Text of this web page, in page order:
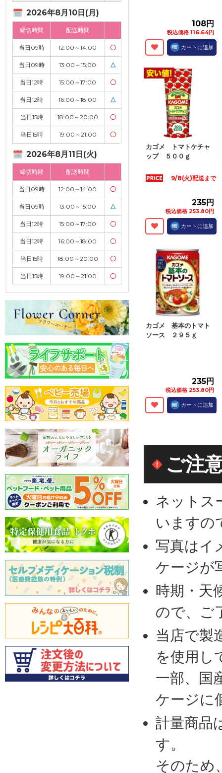
2026年8月10日(月)
締切時間 配送時間
当日09時 12:00～14:00 〇
当日09時 13:00～15:00 △
当日12時 15:00～17:00 〇
当日12時 16:00～18:00 △
当日15時 18:00～20:00 〇
当日15時 19:00～21:00 〇
2026年8月11日(火)
締切時間 配送時間
当日09時 12:00～14:00 〇
当日09時 13:00～15:00 △
当日12時 15:00～17:00 〇
当日12時 16:00～18:00 〇
当日15時 18:00～20:00 〇
当日15時 19:00～21:00 〇
108円
税込価格 116.64円
カートに追加
カゴメ トマトケチャ
ップ ５００ｇ
9/8(火)配送まで
235円
税込価格 253.80円
カートに追加
カゴメ 基本のトマト
ソース ２９５ｇ
235円
税込価格 253.80円
カートに追加
ご注
ネットス
いますの
写真はイ
ケージが
時期・天
ので、ご
当店で製
を使用し
一部、国
ケージに
計量商品
す。
そのため